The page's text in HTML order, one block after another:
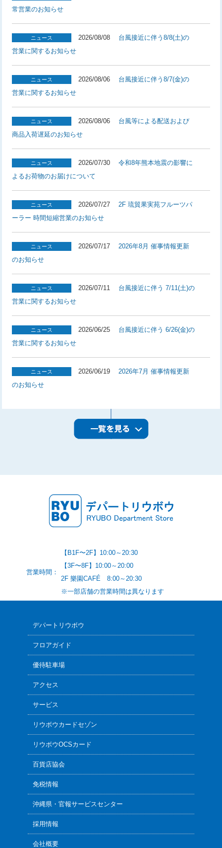
常営業のお知らせ
ニュース 2026/08/08
台風接近に伴う8/8(土)の
営業に関するお知らせ
ニュース 2026/08/06
台風接近に伴う8/7(金)の
営業に関するお知らせ
ニュース 2026/08/06
台風等による配送および
商品入荷遅延のお知らせ
ニュース 2026/07/30
令和8年熊本地震の影響に
よるお荷物のお届けについて
ニュース 2026/07/27
2F 琉貿果実苑フルーツパ
ーラー 時間短縮営業のお知らせ
ニュース 2026/07/17
2026年8月 催事情報更新
のお知らせ
ニュース 2026/07/11
台風接近に伴う 7/11(土)の
営業に関するお知らせ
ニュース 2026/06/25
台風接近に伴う 6/26(金)の
営業に関するお知らせ
ニュース 2026/06/19
2026年7月 催事情報更新
のお知らせ
営業時間：
【B1F〜2F】10:00～20:30
【3F〜8F】10:00～20:00
2F 樂園CAFÉ 8:00～20:30
※一部店舗の営業時間は異なります
デパートリウボウ
フロアガイド
優待駐車場
アクセス
サービス
リウボウカードセゾン
リウボウOCSカード
百貨店協会
免税情報
沖縄県・官報サービスセンター
採用情報
会社概要